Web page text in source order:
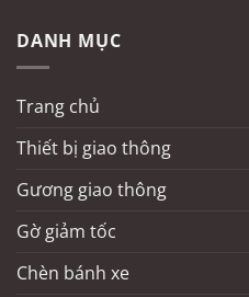
DANH MỤC
Trang chủ
Thiết bị giao thông
Gương giao thông
Gờ giảm tốc
Chèn bánh xe